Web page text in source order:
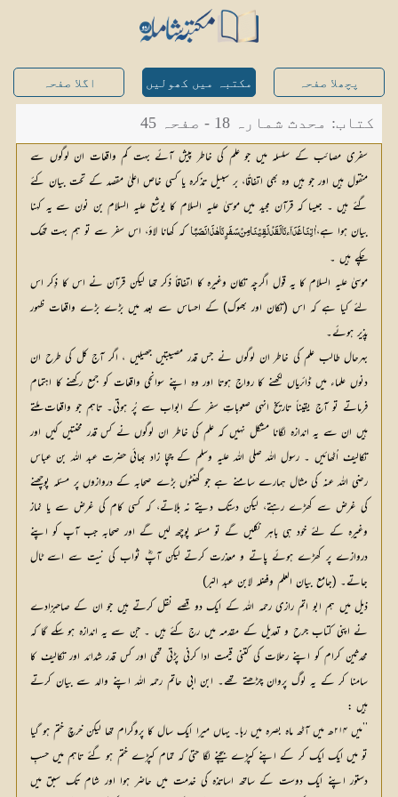
پچھلا صفحہ مکتبہ میں کھولیں اگلا صفحہ
کتاب: محدث شمارہ 18 - صفحہ 45
سفری مصائب کے سلسلہ میں جو علم کی خاطر پیش آئے بہت کم واقعات ان لوگوں سے
منقول ہیں اور جو ہیں وہ بھی اتفاقًا، بر سبیل تذکرہ یا کسی خاص اعلیٰ مقصد کے تحت بیان کئے
گئے ہیں ۔ جیسا کہ قرآن مجید میں موسیٰ علیہ السلام کا یوشع علیہ السلام بن نون سے یہ کہنا
بیان ہوا ہے، اٰتِنَا غَدَآءنَا لَقَدْ لَقِيْنَا مِنْ سَفَرِنَا ھٰذَا نَصَبًا
چکے ہیں ۔
موسیٰ علیہ السلام کا یہ قول اگرچہ تکان وغیرہ کا اتفاقاً ذکر تھا لیکن قرآن نے اس کا ذِکر اس
لئے کیا ہے کہ اس (تکان اور بھوک) کے احساس سے بعد میں بڑے بڑے واقعات ظہور
پذیر ہوئے۔
بہرحال طالب علم کی خاطر ان لوگوں نے جس قدر مصیبتیں جھیلیں ، اگر آج کل کی طرح ان
دنوں علماء میں ڈائریاں لکھنے کا رواج ہوتا اور وہ اپنے سوانحی واقعات کو جمع رکھنے کا اہتمام
فرماتے تو آج یقیناً تاریخ انہی صعوباتِ سفر کے ابواب سے پُر ہوتی۔ تاہم جو واقعات ملتے
ہیں ان سے یہ اندازہ لگانا مشکل نہیں کہ علم کی خاطر ان لوگوں نے کس قدر محنتیں کیں اور
تکالیف اُٹھائیں ۔ رسول اللہ صلی اللہ علیہ وسلم کے چچا زاد بھائی حضرت عبد اللہ بن عباس
رضی اللہ عنہ کی مثال ہمارے سامنے ہے جو گھنٹوں بڑے صحابہ کے دروازوں پر مسئلہ پوچھنے
کی غرض سے کھڑے رہتے، لیکن دستک دیتے نہ بلاتے، کہ کسی کام کی غرض سے یا نماز
وغیرہ کے لئے خود ہی باہر نکلیں گے تو مسئلہ پوچھ لیں گے اور صحابہ جب آپ کو اپنے
دروازے پر کھڑے ہوئے پاتے و معذرت کرتے لیکن آپؓ ثواب کی نیت سے اسے ٹال
جاتے۔ (جامع بیان العلم وفضلہ لابن عبد البّر)
ذیل میں ہم ابو اتم رازی رحمہ اللہ کے ایک دو قصے نقل کرتے ہیں جو ان کے صاحبزادے
نے اپنی کتاب جرح و تعدیل کے مقدمہ میں رج کئے ہیں ۔ جن سے یہ اندازہ ہو سکے گا کہ
محدثین کرام کو اپنے رحلات کی کتنی قیمت ادا کرنی پڑتی تھی اور کس قدر شدائد اور تکالیف کا
سامنا کر کے یہ لوگ پروان چڑھتے تھے۔ ابن ابی حاتم رحمہ اللہ اپنے والد سے بیان کرتے
ہیں :
’’میں ۲۱۴ھ میں آٹھ ماہ بصرہ میں رہا۔ یہاں میرا ایک سال کا پروگرام تھا لیکن خرچ ختم ہو گیا
تو میں ایک ایک کر کے اپنے کپڑے بیچنے لگا حتیٰ کہ تمام کپڑے ختم ہو گئے تاہم میں حسبِ
دستور اپنے ایک دوست کے ساتھ اساتذہ کی خدمت میں حاضر ہوا اور شام تک سبق میں